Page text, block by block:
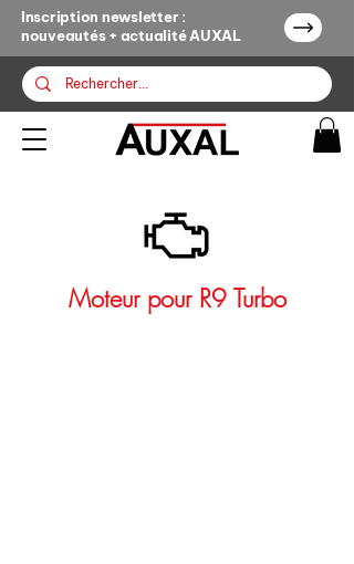
Inscription newsletter :
nouveautés + actualité AUXAL
Moteur pour R9 Turbo